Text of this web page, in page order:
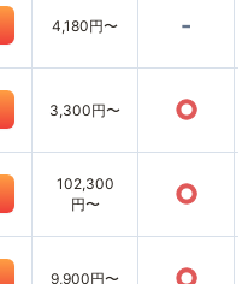
4,180円〜 -
3,300円〜 ○
102,300
円〜
○
9,900円〜